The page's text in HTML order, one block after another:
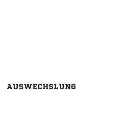
AUSWECHSLUNG